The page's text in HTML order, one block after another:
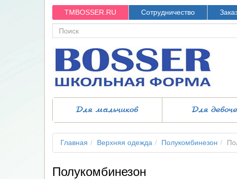
TMBOSSER.RU Сотрудничество
Для мальчиков Для
Главная Верхняя одежда Полукомбинезон
Полукомбинезон